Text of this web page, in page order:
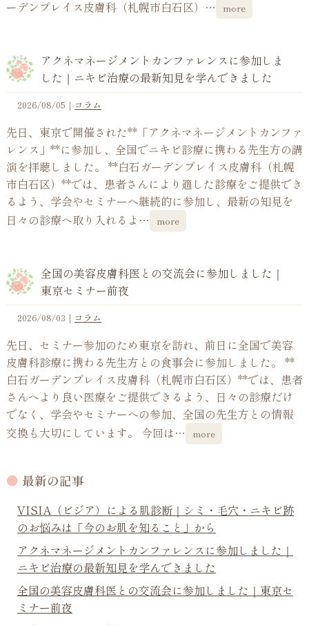
ーデンプレイス皮膚科（札幌市白石区）…
more
アクネマネージメントカンファレンスに参加しま
した｜ニキビ治療の最新知見を学んできました
2026/08/05 ｜ コラム
先日、東京で開催された**「アクネマネージメントカンファ
レンス」**に参加し、全国でニキビ診療に携わる先生方の講
演を拝聴しました。 **白石ガーデンプレイス皮膚科（札幌
市白石区）**では、患者さんにより適した診療をご提供でき
るよう、学会やセミナーへ継続的に参加し、最新の知見を
日々の診療へ取り入れるよ…
more
全国の美容皮膚科医との交流会に参加しました｜
東京セミナー前夜
2026/08/03 ｜ コラム
先日、セミナー参加のため東京を訪れ、前日に全国で美容
皮膚科診療に携わる先生方との食事会に参加しました。 **
白石ガーデンプレイス皮膚科（札幌市白石区）**では、患者
さんへより良い医療をご提供できるよう、日々の診療だけ
でなく、学会やセミナーへの参加、全国の先生方との情報
交換も大切にしています。 今回は…
more
最新の記事
VISIA（ビジア）による肌診断｜シミ・毛穴・ニキビ跡
のお悩みは「今のお肌を知ること」から
アクネマネージメントカンファレンスに参加しました｜
ニキビ治療の最新知見を学んできました
全国の美容皮膚科医との交流会に参加しました｜東京セ
ミナー前夜